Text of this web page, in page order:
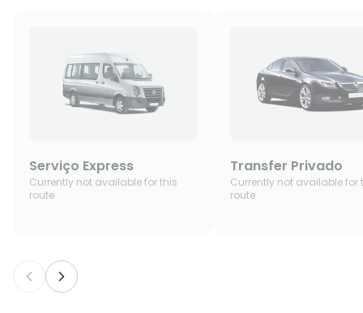
Serviço Express
Currently not available for this
route
Transfer Privado
Currently not available for
route